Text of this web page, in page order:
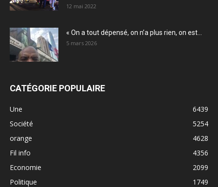
12 mai 2022
« On a tout dépensé, on n’a plus rien, on est...
5 mars 2026
CATÉGORIE POPULAIRE
Une
6439
Société
5254
orange
4628
Fil info
4356
Economie
2099
Politique
1749